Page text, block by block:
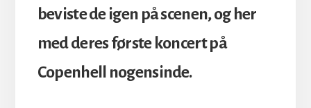
beviste de igen på scenen, og her
med deres første koncert på
Copenhell nogensinde.